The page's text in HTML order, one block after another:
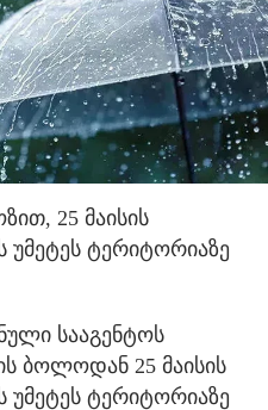
25 მაისის
ტერიტორიაზე
სააგენტოს
ბოლოდან 25 მაისის
ტერიტორიაზე